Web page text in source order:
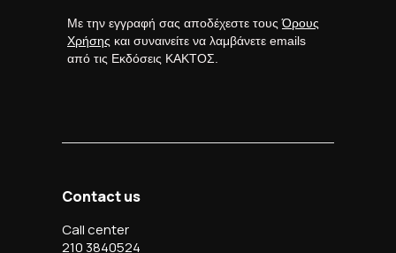
Με την εγγραφή σας αποδέχεστε τουςΌρους
Χρήσης και συναινείτε να λαμβάνετε emails
από τις Εκδόσεις ΚΑΚΤΟΣ.
Contact us
Call center
210 3840524